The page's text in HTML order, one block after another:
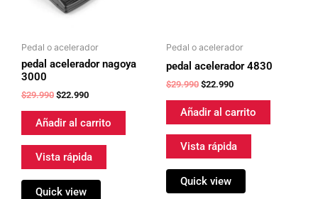
Pedal o acelerador
pedal acelerador nagoya
3000
$29.990 $22.990
Añadir al carrito
Vista rápida
Quick view
Pedal o acelerador
pedal acelerador 4830
$29.990 $22.990
Añadir al carrito
Vista rápida
Quick view